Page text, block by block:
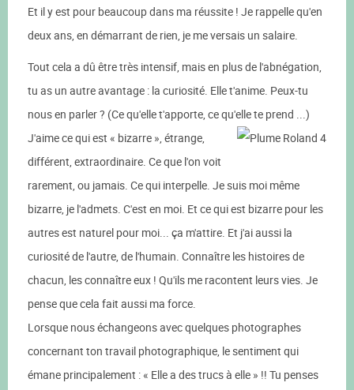
Et il y est pour beaucoup dans ma réussite ! Je rappelle qu'en
deux ans, en démarrant de rien, je me versais un salaire.
Tout cela a dû être très intensif, mais en plus de l'abnégation,
tu as un autre avantage : la curiosité. Elle t'anime. Peux-tu
nous en parler ? (Ce qu'elle t'apporte, ce qu'elle te prend ...)
J'aime ce qui est « bizarre », étrange,
différent, extraordinaire. Ce que l'on voit
rarement, ou jamais. Ce qui interpelle. Je suis moi même
bizarre, je l'admets. C'est en moi. Et ce qui est bizarre pour les
autres est naturel pour moi... ça m'attire. Et j'ai aussi la
curiosité de l'autre, de l'humain. Connaître les histoires de
chacun, les connaître eux ! Qu'ils me racontent leurs vies. Je
pense que cela fait aussi ma force.
Lorsque nous échangeons avec quelques photographes
concernant ton travail photographique, le sentiment qui
émane principalement : « Elle a des trucs à elle » !! Tu penses